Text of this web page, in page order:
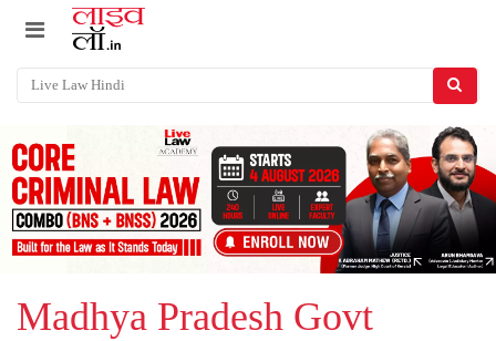
Madhya Pradesh Govt